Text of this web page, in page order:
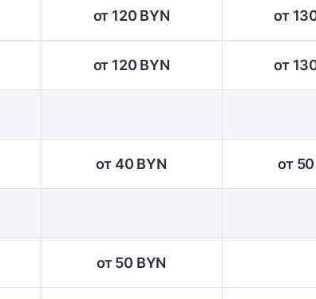
от 120 BYN от
от 120 BYN от
от 40 BYN от
от 50 BYN